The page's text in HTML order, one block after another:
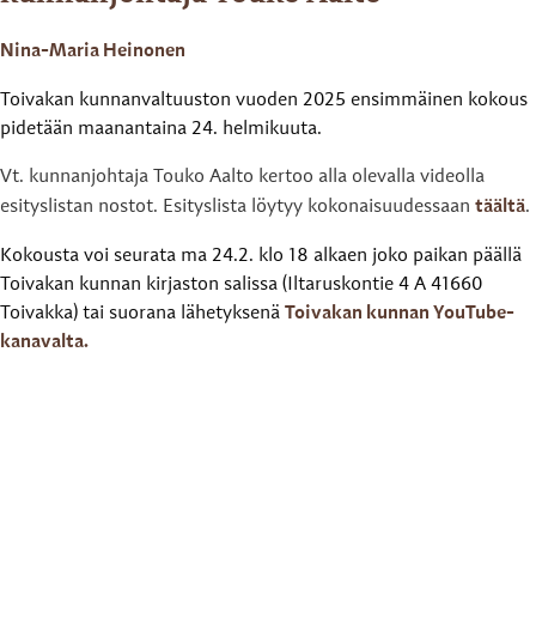
Nina-Maria Heinonen
Toivakan kunnanvaltuuston vuoden 2025 ensimmäinen kokous
pidetään maanantaina 24. helmikuuta.
Vt. kunnanjohtaja Touko Aalto kertoo alla olevalla videolla
esityslistan nostot. Esityslista löytyy kokonaisuudessaan täältä.
Kokousta voi seurata ma 24.2. klo 18 alkaen joko paikan päällä
Toivakan kunnan kirjaston salissa (Iltaruskontie 4 A 41660
Toivakka) tai suorana lähetyksenä Toivakan kunnan YouTube-
kanavalta.